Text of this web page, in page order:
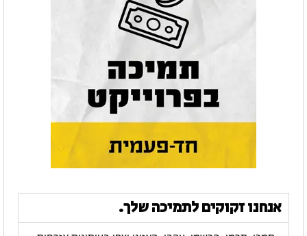
אנחנו זקוקים לתמיכה שלך.